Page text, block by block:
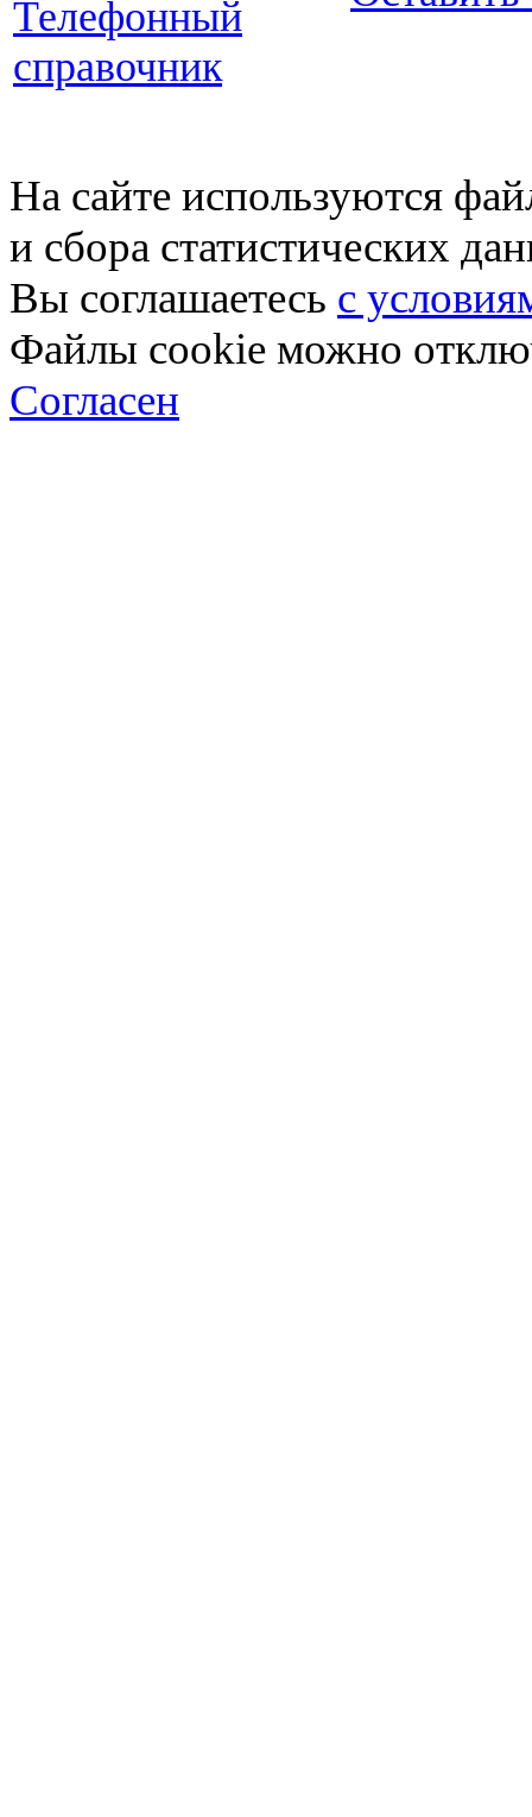
Телефонный
справочник
На сайте используются
и сбора статистических
Вы соглашаетесь с
Файлы cookie можно
Согласен